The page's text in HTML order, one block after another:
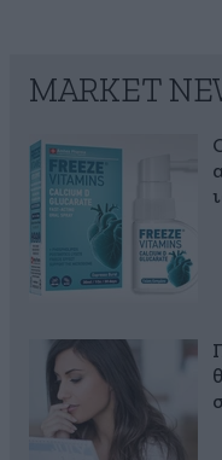
MARKET